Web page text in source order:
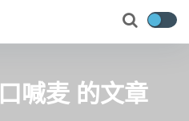
喊麦 的文章